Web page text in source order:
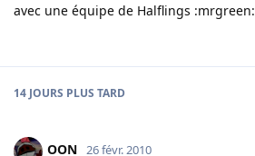
avec une équipe de Halflings :mrgreen:
14 JOURS PLUS TARD
OON 26 févr. 2010